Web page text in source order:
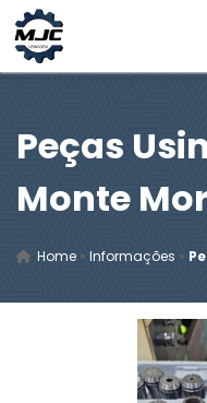
Peças
Monte Mor
Home » Informações »